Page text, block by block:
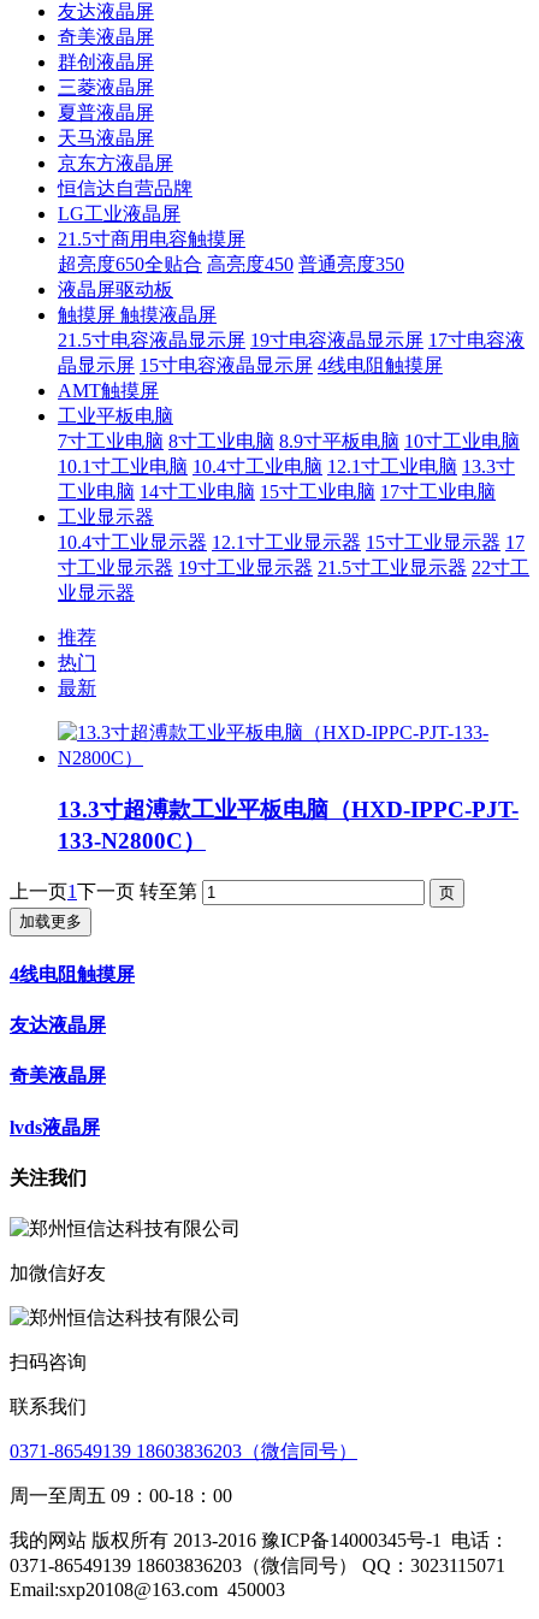
友达液晶屏
奇美液晶屏
群创液晶屏
三菱液晶屏
夏普液晶屏
天马液晶屏
京东方液晶屏
恒信达自营品牌
LG工业液晶屏
21.5寸商用电容触摸屏
超亮度650全贴合 高亮度450 普通亮度350
液晶屏驱动板
触摸屏 触摸液晶屏
21.5寸电容液晶显示屏 19寸电容液晶显示屏 17寸电容液
晶显示屏 15寸电容液晶显示屏 4线电阻触摸屏
AMT触摸屏
工业平板电脑
7寸工业电脑 8寸工业电脑 8.9寸平板电脑 10寸工业电脑
10.1寸工业电脑 10.4寸工业电脑 12.1寸工业电脑 13.3寸
工业电脑 14寸工业电脑 15寸工业电脑 17寸工业电脑
工业显示器
10.4寸工业显示器 12.1寸工业显示器 15寸工业显示器 17
寸工业显示器 19寸工业显示器 21.5寸工业显示器 22寸工
业显示器
推荐
热门
最新
13.3寸超溥款工业平板电脑（HXD-IPPC-PJT-
133-N2800C）
上一页1下一页 转至第
加载更多
4线电阻触摸屏
友达液晶屏
奇美液晶屏
lvds液晶屏
关注我们
加微信好友
扫码咨询
联系我们
0371-86549139 18603836203（微信同号）
周一至周五 09：00-18：00
我的网站 版权所有 2013-2016 豫ICP备14000345号-1
电话：
0371-86549139 18603836203（微信同号） QQ：3023115071
Email:sxp20108@163.com 450003